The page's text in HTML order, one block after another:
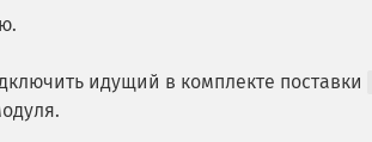
идущий в комплекте поставки